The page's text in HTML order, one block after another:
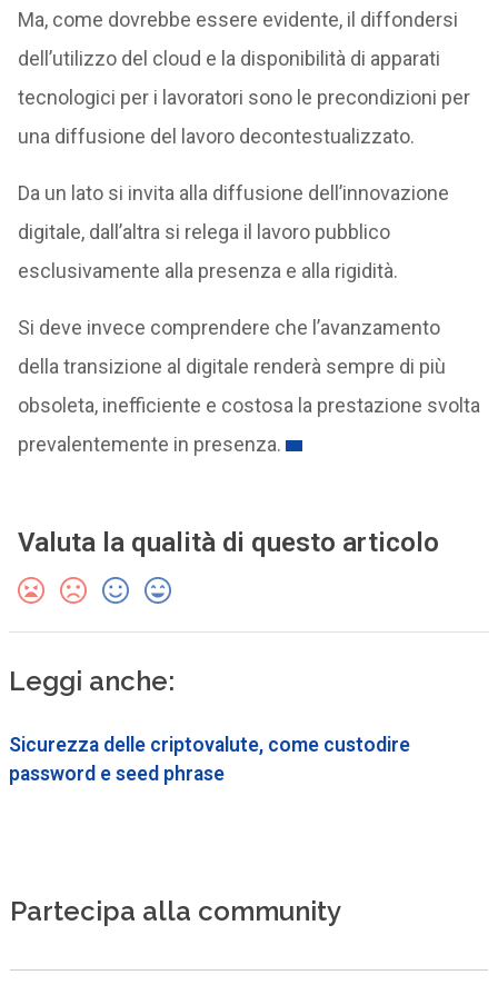
Ma, come dovrebbe essere evidente, il diffondersi
dell’utilizzo del cloud e la disponibilità di apparati
tecnologici per i lavoratori sono le precondizioni per
una diffusione del lavoro decontestualizzato.
Da un lato si invita alla diffusione dell’innovazione
digitale, dall’altra si relega il lavoro pubblico
esclusivamente alla presenza e alla rigidità.
Si deve invece comprendere che l’avanzamento
della transizione al digitale renderà sempre di più
obsoleta, inefficiente e costosa la prestazione svolta
prevalentemente in presenza.
Valuta la qualità di questo articolo
Leggi anche:
Sicurezza delle criptovalute, come custodire
password e seed phrase
Partecipa alla community